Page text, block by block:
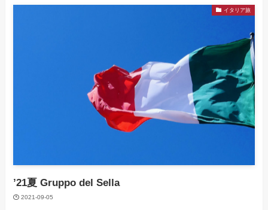
イタリア旅
’21夏 Gruppo del Sella
2021-09-05